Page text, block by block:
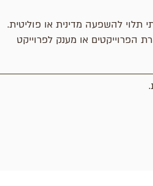
תלוי להשפעה מדינית או פוליטית.
הפרוייקטים או מענק לפרוייקט